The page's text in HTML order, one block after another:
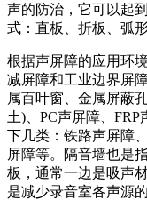
声的防治，它可以起
式：直板、折板、弧
根据声屏障的应用环
减屏障和工业边界屏
属百叶窗、金属屏蔽
土)、PC声屏障、
下几类：铁路声屏障
屏障等。隔音墙也是
板，通常一边是吸声
是减少录音室各声源